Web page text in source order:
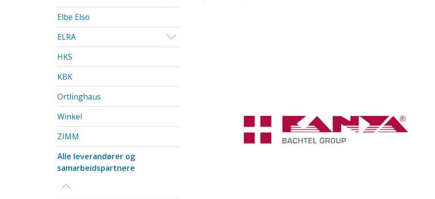
Elbe Elso
ELRA
Visa/Göm undermeny
HKS
KBK
Ortlinghaus
Winkel
ZIMM
Alle leverandører og
samarbeidspartnere
Visa/Göm undermeny